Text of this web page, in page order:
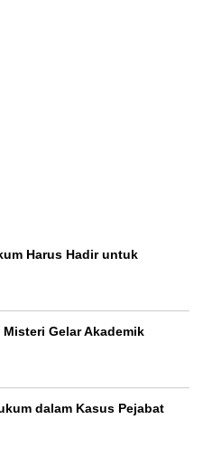
Harus Hadir untuk
Gelar Akademik
dalam Kasus Pejabat